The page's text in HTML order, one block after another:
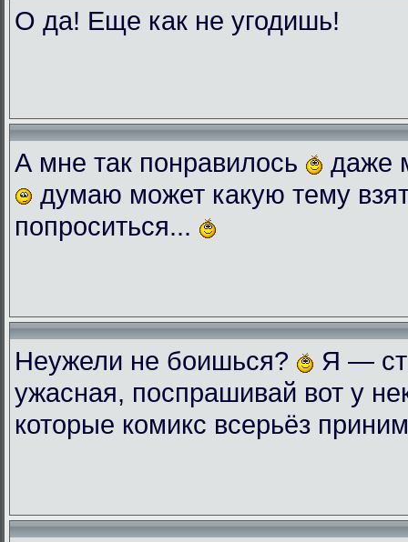
О да! Еще как не угодишь!
А мне так понравилось
даже
думаю может какую тему
попроситься...
Неужели не боишься?
Я —
ужасная, поспрашивай вот у
которые комикс всерьёз